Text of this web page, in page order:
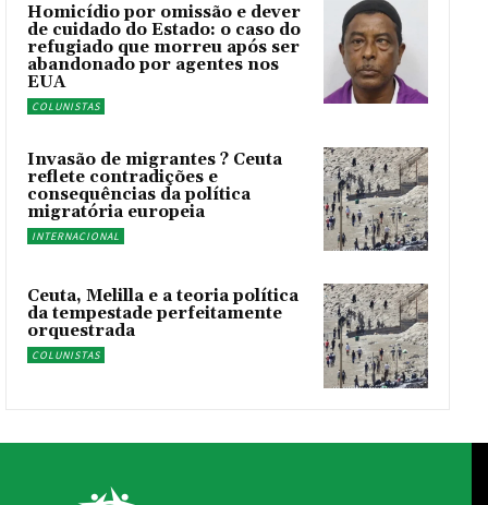
Homicídio por omissão e dever
de cuidado do Estado: o caso do
refugiado que morreu após ser
abandonado por agentes nos
EUA
COLUNISTAS
Invasão de migrantes ? Ceuta
reflete contradições e
consequências da política
migratória europeia
INTERNACIONAL
Ceuta, Melilla e a teoria política
da tempestade perfeitamente
orquestrada
COLUNISTAS